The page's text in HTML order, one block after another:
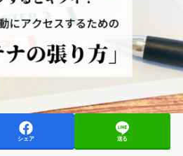
シェア 送る